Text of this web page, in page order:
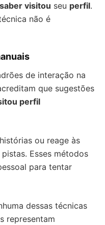
saber visitou seu perfil.
não é
de interação na
que sugestões
perfil
ou reage às
Esses métodos
para tentar
dessas técnicas
representam